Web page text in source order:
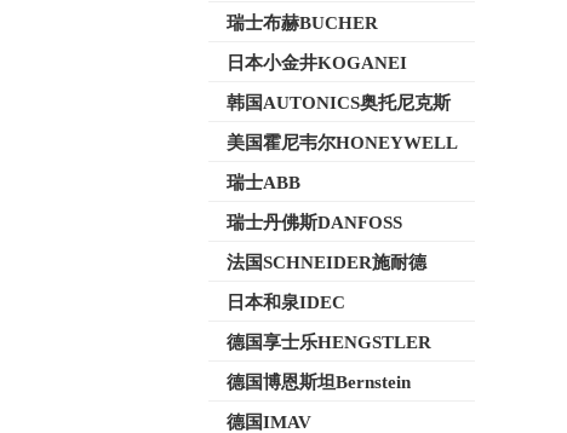
瑞士布赫BUCHER
日本小金井KOGANEI
韩国AUTONICS奥托尼克斯
美国霍尼韦尔HONEYWELL
瑞士ABB
瑞士丹佛斯DANFOSS
法国SCHNEIDER施耐德
日本和泉IDEC
德国享士乐HENGSTLER
德国博恩斯坦Bernstein
德国IMAV